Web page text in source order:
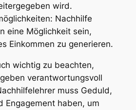
wird.
Nachhilfe
eine Möglichkeit sein,
Einkommen zu generieren.
wichtig zu beachten,
verantwortungsvoll
muss Geduld,
Engagement haben, um